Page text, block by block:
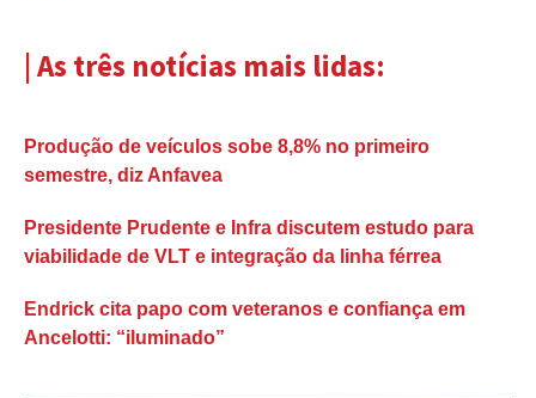
| As três notícias mais lidas:
Produção de veículos sobe 8,8% no primeiro
semestre, diz Anfavea
Presidente Prudente e Infra discutem estudo para
viabilidade de VLT e integração da linha férrea
Endrick cita papo com veteranos e confiança em
Ancelotti: “iluminado”